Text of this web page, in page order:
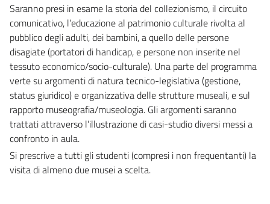
Saranno presi in esame la storia del collezionismo, il circuito
comunicativo, l’educazione al patrimonio culturale rivolta al
pubblico degli adulti, dei bambini, a quello delle persone
disagiate (portatori di handicap, e persone non inserite nel
tessuto economico/socio-culturale). Una parte del programma
verte su argomenti di natura tecnico-legislativa (gestione,
status giuridico) e organizzativa delle strutture museali, e sul
rapporto museografia/museologia. Gli argomenti saranno
trattati attraverso l’illustrazione di casi-studio diversi messi a
confronto in aula.
Si prescrive a tutti gli studenti (compresi i non frequentanti) la
visita di almeno due musei a scelta.